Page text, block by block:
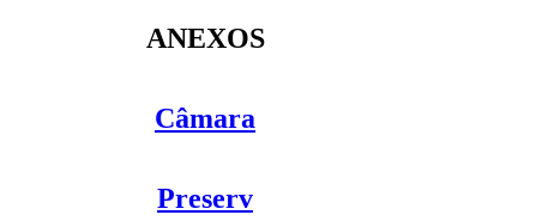
ANEXOS
Câmara
Preserv